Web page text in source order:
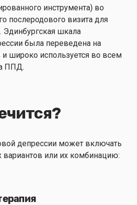
инструмента) во
послеродового визита для
Эдинбургская шкала
была переведена на
широко используется во всем
ППД.
депрессии может включать
или их комбинацию: